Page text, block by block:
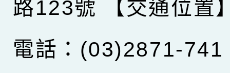
路123號
【交通位置
電話：(03)2871-741